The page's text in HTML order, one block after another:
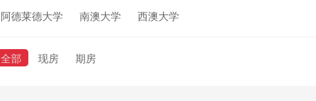
阿德莱德大学
南澳大学 西澳大学
全部 现房 期房